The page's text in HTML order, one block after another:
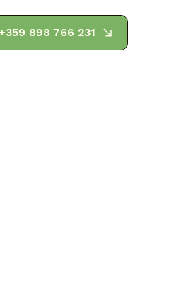
+359 898 766 231